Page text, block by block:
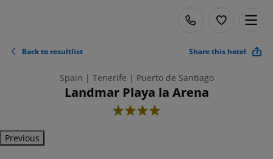
Back to resultlist Share this hotel
Spain | Tenerife | Puerto de Santiago
Landmar Playa la Arena
4
Previous